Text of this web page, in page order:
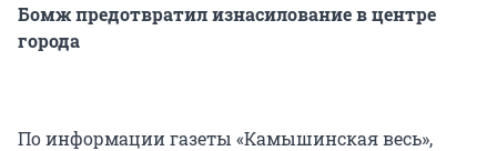
Бомж предотвратил изнасилование в центре
города
По информации газеты «Камышинская весь»,